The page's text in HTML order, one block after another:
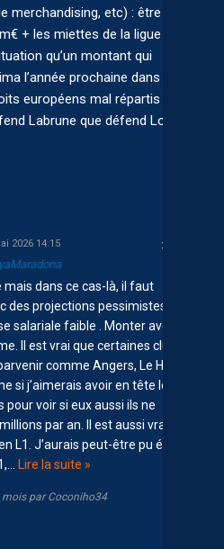
merchandising, etc) : être
+ les miettes de la ligue 1
qu’un montant qui
l’année prochaine dans les
européens mal répartis
Labrune que défend Lolo
2026 14:15
mais dans ce cas-là, il faut
des projections pessimistes sur
salariale faible . Monter avec un
Il est vrai que certaines clubs
comme Angers, Le Havre,
si j’aimerais avoir en tête le
voir si eux aussi ils ne
par an. Il est aussi vrai que
L1. J’aurais peut-être pu écrire :
Lire la suite »
mois par Coconiho34